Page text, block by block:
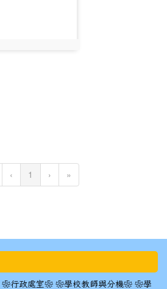
‹ 1 (current)
› »
❀行政處室❀ ❀學校教師與分機❀ ❀學